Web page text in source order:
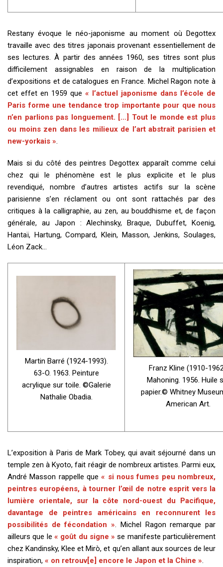
Restany évoque le néo-japonisme au moment où Degottex
travaille avec des titres japonais provenant essentiellement de
ses lectures. À partir des années 1960, ses titres sont plus
difficilement assignables en raison de la multiplication
d’expositions et de catalogues en France. Michel Ragon note à
cet effet en 1959 que « l’actuel japonisme dans l’école de
Paris forme une tendance trop importante pour que nous
n’en parlions pas longuement. […] Tout le monde est plus
ou moins zen dans les milieux de l’art abstrait parisien et
new-yorkais ».
Mais si du côté des peintres Degottex apparaît comme celui
chez qui le phénomène est le plus explicite et le plus
revendiqué, nombre d’autres artistes actifs sur la scène
parisienne s’en réclament ou ont sont rattachés par des
critiques à la calligraphie, au zen, au bouddhisme et, de façon
générale, au Japon : Alechinsky, Braque, Dubuffet, Koenig,
Hantaï, Hartung, Compard, Klein, Masson, Jenkins, Soulages,
Léon Zack…
Martin Barré (1924-1993).
63-O. 1963. Peinture
acrylique sur toile. ©Galerie
Nathalie Obadia.
Franz Kline (1910-
Mahoning. 1956. Huile
papier.© Whitney
American Art.
L’exposition à Paris de Mark Tobey, qui avait séjourné dans un
temple zen à Kyoto, fait réagir de nombreux artistes. Parmi eux,
André Masson rappelle que« si nous fumes peu nombreux,
peintres européens, à tourner l’œil de notre esprit vers la
lumière orientale, sur la côte nord-ouest du Pacifique,
davantage de peintres américains en reconnurent les
possibilités de fécondation ». Michel Ragon remarque par
ailleurs que le « goût du signe » se manifeste particulièrement
chez Kandinsky, Klee et Mirò, et qu’en allant aux sources de leur
inspiration, « on retrouv[e] encore le Japon et la Chine ».